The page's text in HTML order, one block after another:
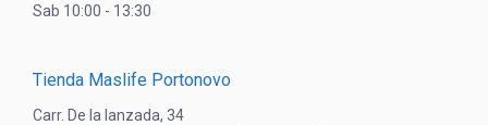
Sab 10:00 - 13:30
Tienda Maslife Portonovo
Carr. De la lanzada, 34